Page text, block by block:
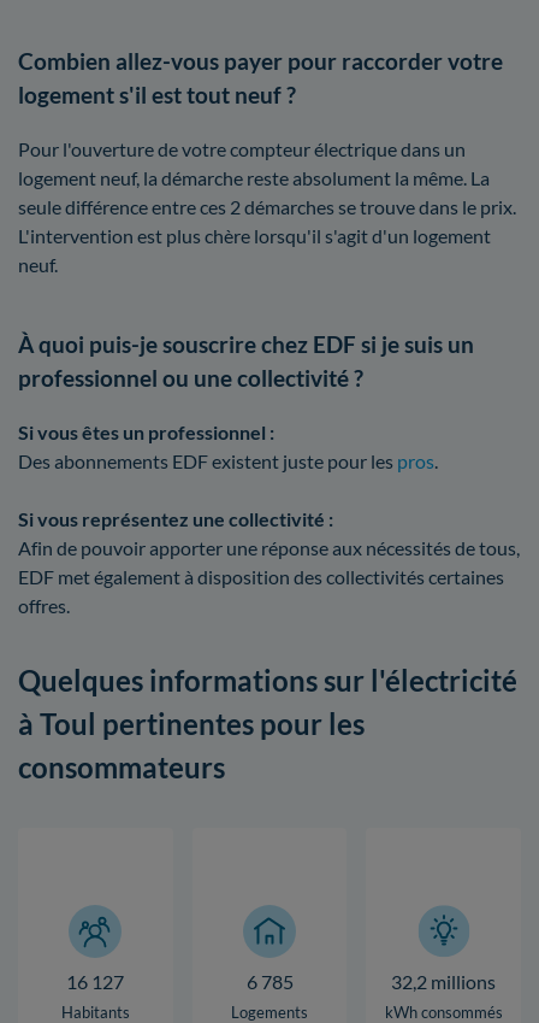
Combien allez-vous payer pour raccorder votre
logement s'il est tout neuf ?
Pour l'ouverture de votre compteur électrique dans un
logement neuf, la démarche reste absolument la même. La
seule différence entre ces 2 démarches se trouve dans le prix.
L'intervention est plus chère lorsqu'il s'agit d'un logement
neuf.
À quoi puis-je souscrire chez EDF si je suis un
professionnel ou une collectivité ?
Si vous êtes un professionnel :
Des abonnements EDF existent juste pour les pros.
Si vous représentez une collectivité :
Afin de pouvoir apporter une réponse aux nécessités de tous,
EDF met également à disposition des collectivités certaines
offres.
Quelques informations sur l'électricité
à Toul pertinentes pour les
consommateurs
16 127
Habitants
6 785
Logements
32,2 millions
kWh consommés